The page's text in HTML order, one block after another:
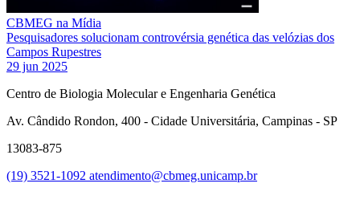
CBMEG na Mídia
Pesquisadores solucionam controvérsia genética das velózias dos
Campos Rupestres
29 jun 2025
Centro de Biologia Molecular e Engenharia Genética
Av. Cândido Rondon, 400 - Cidade Universitária, Campinas - SP
13083-875
(19) 3521-1092 atendimento@cbmeg.unicamp.br